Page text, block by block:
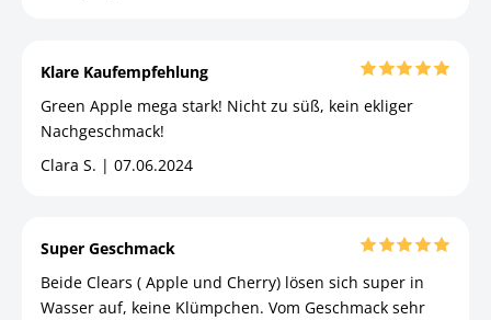
Klare Kaufempfehlung
Green Apple mega stark! Nicht zu süß, kein ekliger
Nachgeschmack!
Clara S. | 07.06.2024
Super Geschmack
Beide Clears ( Apple und Cherry) lösen sich super in
Wasser auf, keine Klümpchen. Vom Geschmack sehr